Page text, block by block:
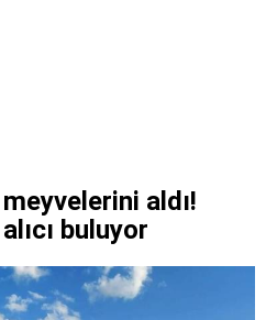
aldı!
buluyor